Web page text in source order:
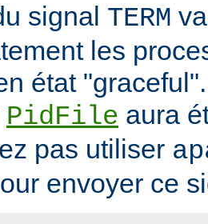
signal TERM
les
état
PidFile aura
pas utiliser
envoyer ce